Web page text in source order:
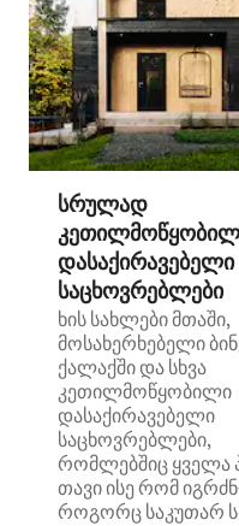
სრულად
დასაქირავებელი
საცხოვრებლები
ხის სახლები მთაში,
მოსახერხებელი
ქალაქში და სხვა
კეთილმოწყობილი
დასაქირავებელი
საცხოვრებლები,
რომლებშიც ყველა
თავი ისე რომ
როგორც საკუთარ